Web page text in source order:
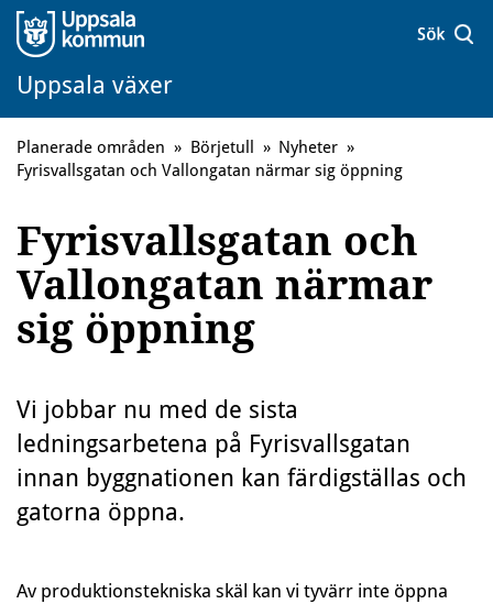
Uppsala växer
Planerade områden » Börjetull » Nyheter »
Fyrisvallsgatan och Vallongatan närmar sig öppning
Fyrisvallsgatan och
Vallongatan närmar
sig öppning
Vi jobbar nu med de sista
ledningsarbetena på Fyrisvallsgatan
innan byggnationen kan färdigställas och
gatorna öppna.
Av produktionstekniska skäl kan vi tyvärr inte öppna